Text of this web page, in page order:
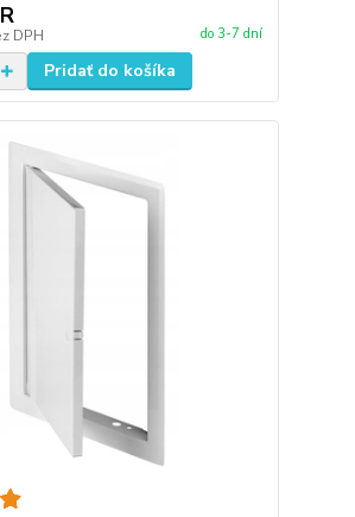
DPH do 3-7 dní
Pridať do košíka